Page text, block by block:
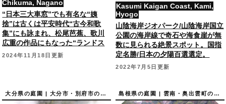
Chikuma, Nagano
“日本三大車窓”でも有名な“姨
捨”は古くは平安時代“古今和歌
集”にも詠まれ、松尾芭蕉、歌川
広重の作品にもなった“ランドス
ケープの重要文化財”国指定名
2024年11月18日更新
Kasumi Kaigan Coast, Kami,
Hyogo
山陰海岸ジオパーク/山陰海岸国立
公園の海岸線で奇石や海食崖が無
数に見られる絶景スポット。国指
定名勝/日本の夕陽百選選定。
2022年7月5日更新
大分県の庭園 | 大分市・別府市の庭園 島根県の庭園 | 雲南・奥出雲町の庭園